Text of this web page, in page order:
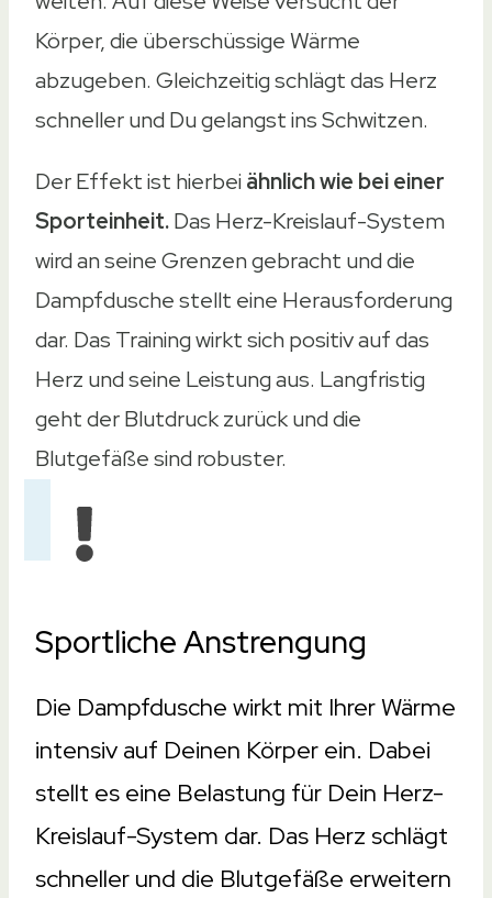
Körper, die überschüssige Wärme
abzugeben. Gleichzeitig schlägt das Herz
schneller und Du gelangst ins Schwitzen.
Der Effekt ist hierbeiähnlich wie bei einer
Sporteinheit.Das Herz-Kreislauf-System
wird an seine Grenzen gebracht und die
Dampfdusche stellt eine Herausforderung
dar. Das Training wirkt sich positiv auf das
Herz und seine Leistung aus. Langfristig
geht der Blutdruck zurück und die
Blutgefäße sind robuster.
Sportliche Anstrengung
Die Dampfdusche wirkt mit Ihrer Wärme
intensiv auf Deinen Körper ein. Dabei
stellt es eine Belastung für Dein Herz-
Kreislauf-System dar. Das Herz schlägt
schneller und die Blutgefäße erweitern